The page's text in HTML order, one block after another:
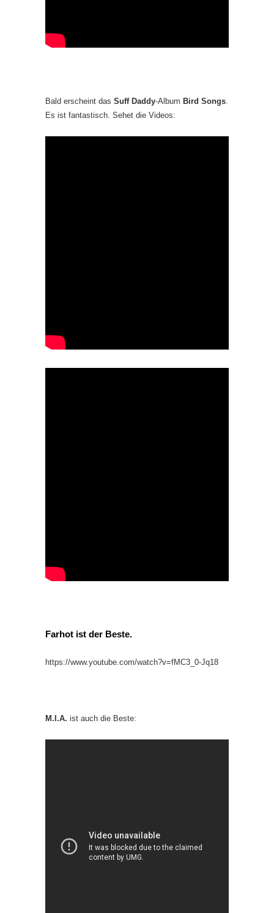
Bald erscheint das Suff Daddy-Album Bird Songs
Es ist fantastisch. Sehet die Videos:
Farhot ist der Beste.
https://www.youtube.com/watch?v=fMC3_0-Jq18
M.I.A. ist auch die Beste: